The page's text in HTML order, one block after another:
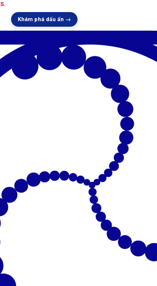
Khám phá dấu ấn →